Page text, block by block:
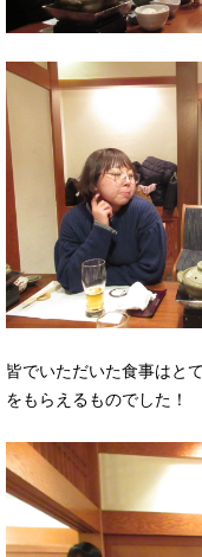
皆でいただいた食事はと
をもらえるものでした！